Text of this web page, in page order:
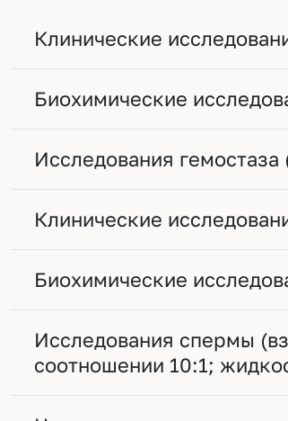
Клинические
Биохимические
Клинические
Биохимические
Исследования спермы
соотношении 10:1;